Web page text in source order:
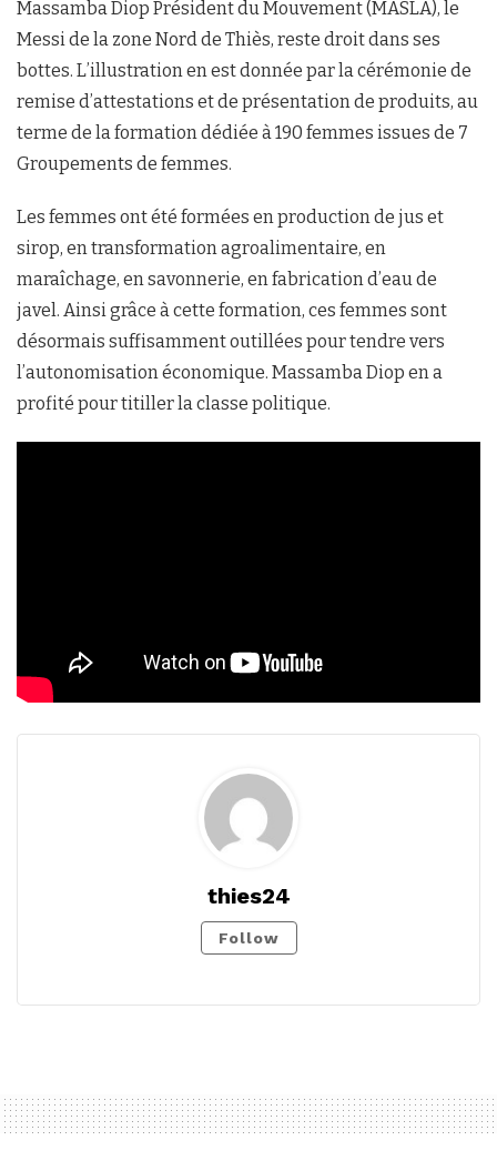
Massamba Diop Président du Mouvement (MASLA), le
Messi de la zone Nord de Thiès, reste droit dans ses
bottes. L’illustration en est donnée par la cérémonie de
remise d’attestations et de présentation de produits, au
terme de la formation dédiée à 190 femmes issues de 7
Groupements de femmes.
Les femmes ont été formées en production de jus et
sirop, en transformation agroalimentaire, en
maraîchage, en savonnerie, en fabrication d’eau de
javel. Ainsi grâce à cette formation, ces femmes sont
désormais suffisamment outillées pour tendre vers
l’autonomisation économique. Massamba Diop en a
profité pour titiller la classe politique.
thies24
Follow